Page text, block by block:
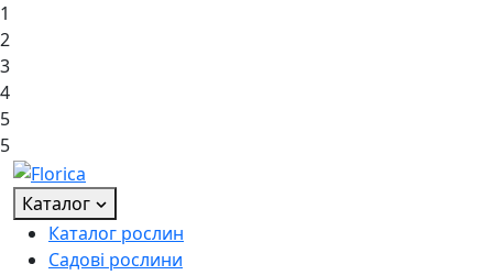
1
2
3
4
5
5
Каталог
Каталог рослин
Садові рослини